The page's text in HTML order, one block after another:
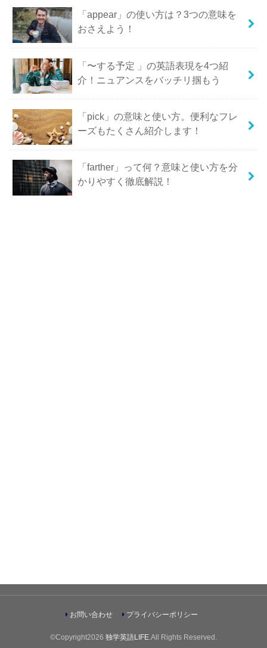
「appear」の使い方は？3つの意味を
おさえよう！
「〜する予定 」の英語表現を4つ紹
介！ニュアンスをバッチリ掴もう
「pick」の意味と使い方。便利なフレ
ーズもたくさん紹介します！
「farther」って何？意味と使い方を分
かりやすく徹底解説！
お問い合わせ プライバシーポリシー
©Copyright2026 独学英語LIFE .All Rights Reserved.